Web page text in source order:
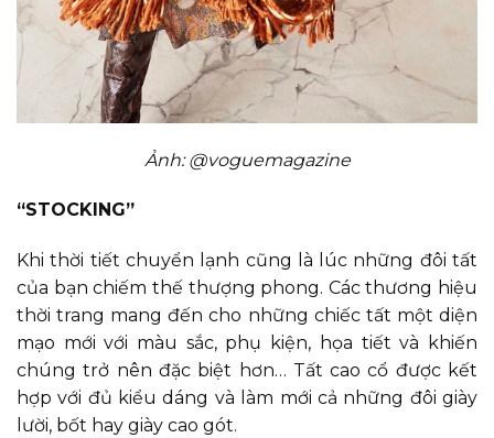
Ảnh: @voguemagazine
“STOCKING”
Khi thời tiết chuyển lạnh cũng là lúc những đôi tất
của bạn chiếm thế thượng phong. Các thương hiệu
thời trang mang đến cho những chiếc tất một diện
mạo mới với màu sắc, phụ kiện, họa tiết và khiến
chúng trở nên đặc biệt hơn… Tất cao cổ được kết
hợp với đủ kiểu dáng và làm mới cả những đôi giày
lười, bốt hay giày cao gót.